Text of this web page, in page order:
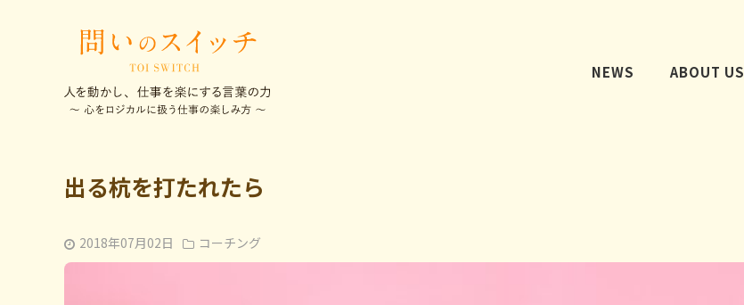
NEWS ABOUT US
出る杭を打たれたら
2018年07月02日 コーチング